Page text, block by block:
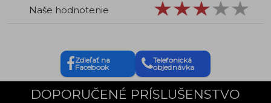
Naše hodnotenie
Zdieľať na
Facebook
Telefonická
objednávka
DOPORUČENÉ PRÍSLUŠENSTVO